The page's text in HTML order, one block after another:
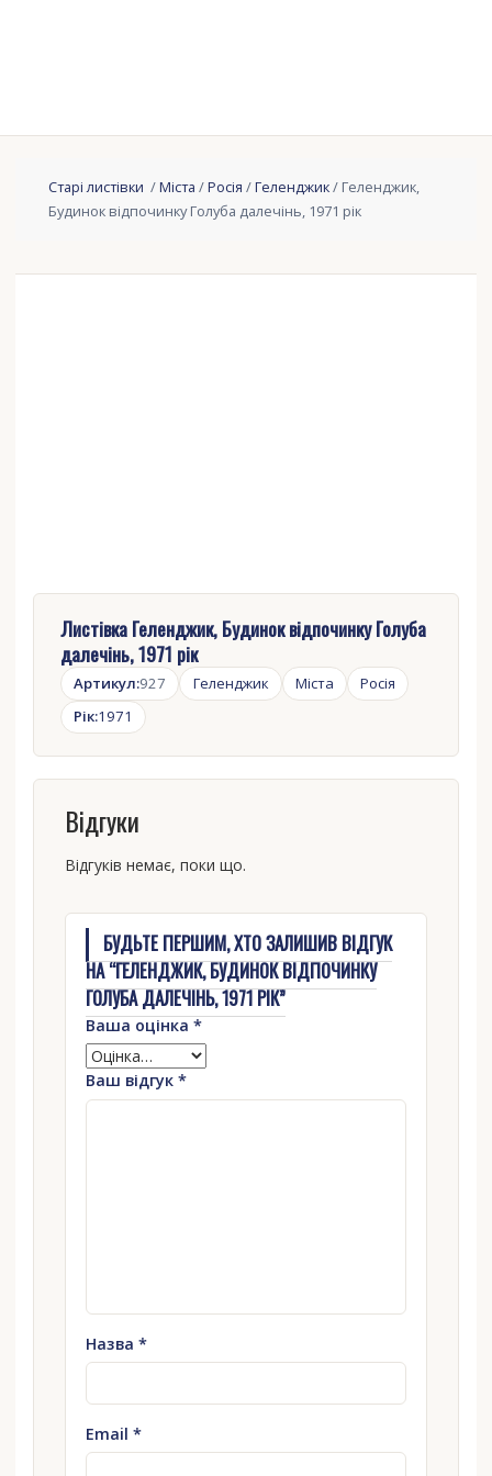
Старі листівки /Міста /Росія /Геленджик/ Геленджик,
Будинок відпочинку Голуба далечінь, 1971 рік
Листівка Геленджик, Будинок відпочинку Голуба
далечінь, 1971 рік
Артикул:927 Геленджик Міста
Росія
Рік:1971
Відгуки
Відгуків немає, поки що.
БУДЬТЕ ПЕРШИМ, ХТО ЗАЛИШИВ ВІДГУК
НА “ГЕЛЕНДЖИК, БУДИНОК ВІДПОЧИНКУ
ГОЛУБА ДАЛЕЧІНЬ, 1971 РІК”
Ваша оцінка *
Ваш відгук *
Назва *
Email *